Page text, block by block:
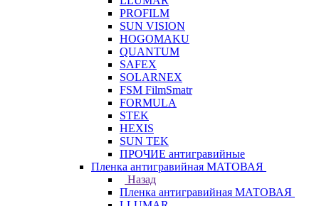
PROFILM
SUN VISION
HOGOMAKU
QUANTUM
SAFEX
SOLARNEX
FSM FilmSmatr
FORMULA
STEK
HEXIS
SUN TEK
ПРОЧИЕ антигравийные
Пленка антигравийная МАТОВАЯ
Назад
Пленка антигравийная МАТОВАЯ